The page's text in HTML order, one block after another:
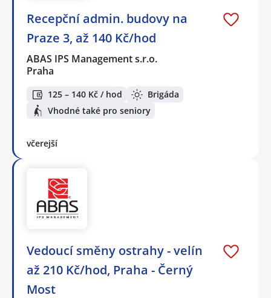
Recepční admin. budovy na
Praze 3, až 140 Kč/hod
ABAS IPS Management s.r.o.
Praha
125 – 140 Kč / hod
Brigáda
Vhodné také pro seniory
včerejší
Vedoucí směny ostrahy - velín
až 210 Kč/hod, Praha - Černý
Most